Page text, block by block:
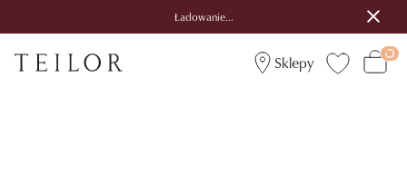
Ładowanie...
Sklepy